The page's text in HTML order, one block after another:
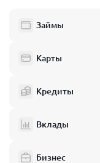
Займы
Карты
Кредиты
Вклады
Бизнес